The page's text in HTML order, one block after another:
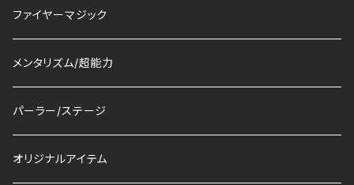
ファイヤーマジック
メンタリズム/超能力
パーラー/ステージ
オリジナルアイテム